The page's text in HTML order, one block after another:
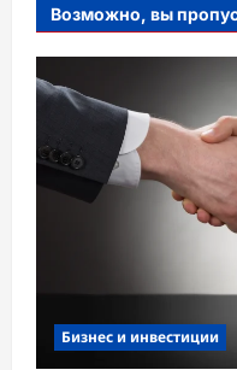
Возможно, вы
Бизнес и инвестиции